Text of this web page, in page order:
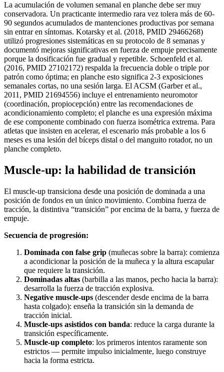
La acumulación de volumen semanal en planche debe ser muy
conservadora. Un practicante intermedio rara vez tolera más de 60-
90 segundos acumulados de mantenciones productivas por semana
sin entrar en síntomas. Kotarsky et al. (2018, PMID 29466268)
utilizó progresiones sistemáticas en su protocolo de 8 semanas y
documentó mejoras significativas en fuerza de empuje precisamente
porque la dosificación fue gradual y repetible. Schoenfeld et al.
(2016, PMID 27102172) respalda la frecuencia doble o triple por
patrón como óptima; en planche esto significa 2-3 exposiciones
semanales cortas, no una sesión larga. El ACSM (Garber et al.,
2011, PMID 21694556) incluye el entrenamiento neuromotor
(coordinación, propiocepción) entre las recomendaciones de
acondicionamiento completo; el planche es una expresión máxima
de ese componente combinado con fuerza isométrica extrema. Para
atletas que insisten en acelerar, el escenario más probable a los 6
meses es una lesión del bíceps distal o del manguito rotador, no un
planche completo.
Muscle-up: la habilidad de transición
El muscle-up transiciona desde una posición de dominada a una
posición de fondos en un único movimiento. Combina fuerza de
tracción, la distintiva “transición” por encima de la barra, y fuerza de
empuje.
Secuencia de progresión:
Dominada con false grip (muñecas sobre la barra): comienza
a acondicionar la posición de la muñeca y la altura escapular
que requiere la transición.
Dominadas altas (barbilla a las manos, pecho hacia la barra):
desarrolla la fuerza de tracción explosiva.
Negative muscle-ups (descender desde encima de la barra
hasta colgado): enseña la transición sin la demanda de
tracción inicial.
Muscle-ups asistidos con banda: reduce la carga durante la
transición específicamente.
Muscle-up completo: los primeros intentos raramente son
estrictos — permite impulso inicialmente, luego construye
hacia la forma estricta.